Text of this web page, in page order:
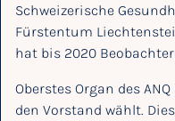
Schweizerische
Fürstentum
hat bis 2020
Oberstes Organ des
den Vorstand wählt.